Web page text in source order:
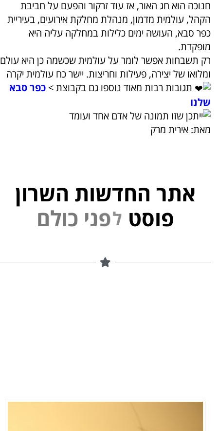
חנוכה הוא חג האור, אז עוד זרקור והפעם על חביבת
הקהל, עולמית מדמון, מנהלת מחלקת אירועים, בעיריית
כפר סבא, העושה ימים כלילות במחלקה עליה היא
מופקדת.
רק תשבחות אפשר לומר על עולמית שכשמה כן היא עולם
ומלואו של יצירה, פעילות וחריצות. יישר כח עולמית יקרה
תגובות רבות מאוד נוספו גם בקבוצת > כפר סבא
שלנו
מאת: אירית מרק
אתר החדשות השרון
פוסט